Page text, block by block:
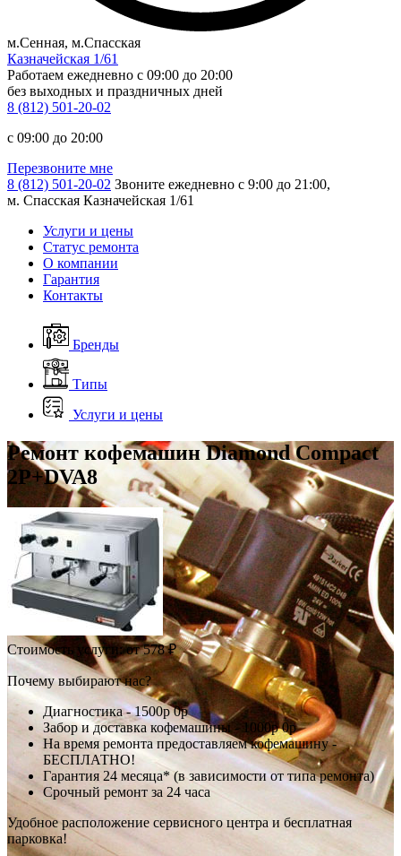
м.Сенная, м.Спасская
Казначейская 1/61
Работаем ежедневно c 09:00 до 20:00
без выходных и праздничных дней
8 (812) 501-20-02
c 09:00 до 20:00
Перезвоните мне
8 (812) 501-20-02 Звоните ежедневно с 9:00 до 21:00,
м. Спасская Казначейская 1/61
Услуги и цены
Статус ремонта
О компании
Гарантия
Контакты
Бренды
Типы
Услуги и цены
Ремонт кофемашин Diamond Compact
2P+DVA8
Стоимость услуги:от 578 ₽
Почему выбирают нас?
Диагностика -1500р0р
Забор и доставка кофемашины - 1000р0р
На время ремонта предоставляем кофемашину -
БЕСПЛАТНО!
Гарантия 24 месяца* (в зависимости от типа ремонта)
Срочный ремонт за 24 часа
Удобное расположение сервисного центра и бесплатная
парковка!